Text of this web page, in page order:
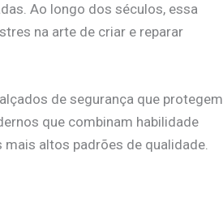
Ao longo dos séculos, essa
na arte de criar e reparar
de segurança que protegem
que combinam habilidade
altos padrões de qualidade.